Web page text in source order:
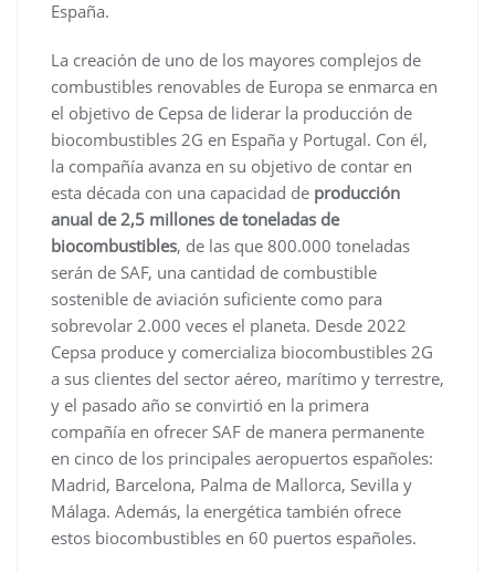
España.
La creación de uno de los mayores complejos de
combustibles renovables de Europa se enmarca en
el objetivo de Cepsa de liderar la producción de
biocombustibles 2G en España y Portugal. Con él,
la compañía avanza en su objetivo de contar en
esta década con una capacidad de producción
anual de 2,5 millones de toneladas de
biocombustibles, de las que 800.000 toneladas
serán de SAF, una cantidad de combustible
sostenible de aviación suficiente como para
sobrevolar 2.000 veces el planeta. Desde 2022
Cepsa produce y comercializa biocombustibles 2G
a sus clientes del sector aéreo, marítimo y terrestre,
y el pasado año se convirtió en la primera
compañía en ofrecer SAF de manera permanente
en cinco de los principales aeropuertos españoles:
Madrid, Barcelona, Palma de Mallorca, Sevilla y
Málaga. Además, la energética también ofrece
estos biocombustibles en 60 puertos españoles.